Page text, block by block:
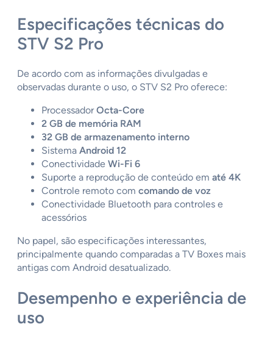
Especificações técnicas do
STV S2 Pro
De acordo com as informações divulgadas e
observadas durante o uso, o STV S2 Pro oferece:
ProcessadorOcta-Core
2 GB de memória RAM
32 GB de armazenamento interno
Sistema Android 12
Conectividade Wi-Fi 6
Suporte a reprodução de conteúdo em até 4K
Controle remoto com comando de voz
Conectividade Bluetooth para controles e
acessórios
No papel, são especificações interessantes,
principalmente quando comparadas a TV Boxes mais
antigas com Android desatualizado.
Desempenho e experiência de
uso